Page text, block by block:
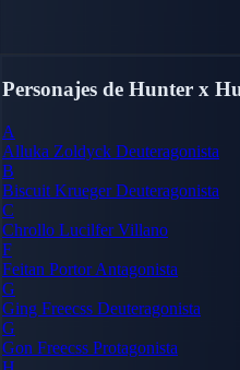
Personajes de Hunter x
A
Alluka Zoldyck Deuteragonista
B
Biscuit KruegerDeuteragonista
C
Chrollo LucilferVillano
F
Feitan PortorAntagonista
G
Ging Freecss Deuteragonista
G
Gon Freecss Protagonista